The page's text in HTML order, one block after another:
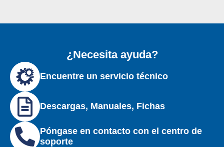
¿Necesita ayuda?
Encuentre un servicio técnico
Descargas, Manuales, Fichas
Póngase en contacto con el centro de
soporte